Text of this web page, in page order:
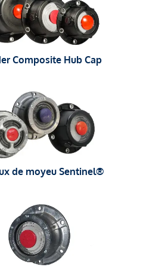
Composite Hub Cap
de moyeu Sentinel®